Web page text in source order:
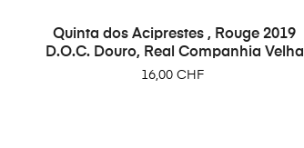
Quinta dos Aciprestes , Rouge 2019
D.O.C. Douro, Real Companhia Velha
Prix
16,00 CHF